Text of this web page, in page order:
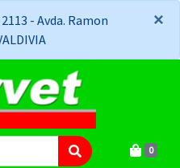
- Avda. Ramon
×
×
0